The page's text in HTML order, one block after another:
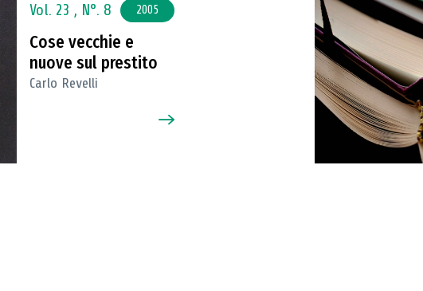
Vol. 23 , N°. 8 2005
Cose vecchie e
nuove sul prestito
Carlo Revelli